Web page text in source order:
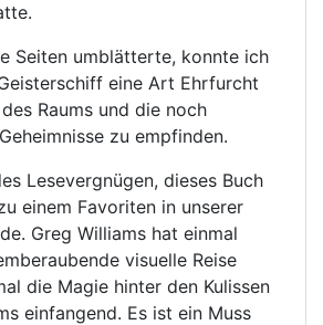
Seiten umblätterte, konnte ich
eine Art Ehrfurcht
Raums und die noch
zu empfinden.
Lesevergnügen, dieses Buch
einem Favoriten in unserer
Greg Williams hat einmal
visuelle Reise
die Magie hinter den Kulissen
einfangend. Es ist ein Muss